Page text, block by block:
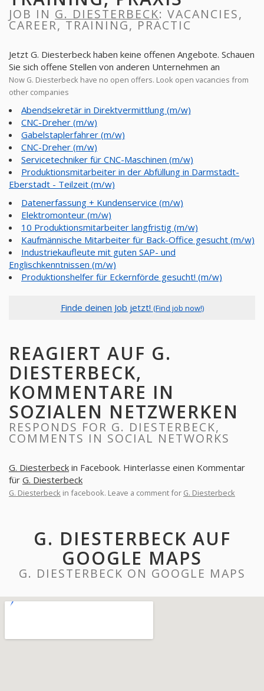
JOB IN G. DIESTERBECK: VACANCIES,
CAREER, TRAINING, PRACTIC
Jetzt G. Diesterbeck haben keine offenen Angebote. Schauen
Sie sich offene Stellen von anderen Unternehmen an
Now G. Diesterbeck have no open offers. Look open vacancies from
other companies
Abendsekretär in Direktvermittlung (m/w)
CNC-Dreher (m/w)
Gabelstaplerfahrer (m/w)
CNC-Dreher (m/w)
Servicetechniker für CNC-Maschinen (m/w)
Produktionsmitarbeiter in der Abfüllung in Darmstadt-
Eberstadt - Teilzeit (m/w)
Datenerfassung + Kundenservice (m/w)
Elektromonteur (m/w)
10 Produktionsmitarbeiter langfristig (m/w)
Kaufmännische Mitarbeiter für Back-Office gesucht (m/w)
Industriekaufleute mit guten SAP- und
Englischkenntnissen (m/w)
Produktionshelfer für Eckernförde gesucht! (m/w)
Finde deinen Job jetzt! (Find job now!)
REAGIERT AUF G.
DIESTERBECK,
KOMMENTARE IN
SOZIALEN NETZWERKEN
RESPONDS FOR G. DIESTERBECK,
COMMENTS IN SOCIAL NETWORKS
G. Diesterbeck in Facebook. Hinterlasse einen Kommentar
für G. Diesterbeck
G. Diesterbeck in facebook. Leave a comment for G. Diesterbeck
G. DIESTERBECK AUF
GOOGLE MAPS
G. DIESTERBECK ON GOOGLE MAPS